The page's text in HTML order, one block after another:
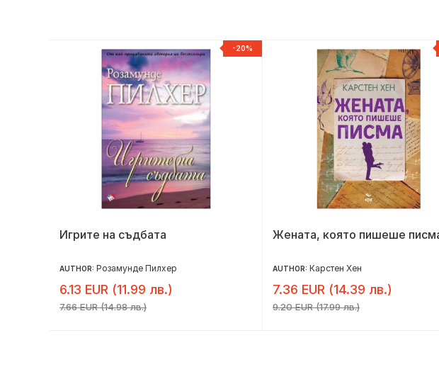
-20%
Игрите на съдбата
AUTHOR: Розамунде Пилхер
6.13 EUR (11.99 лв.)
7.66 EUR (14.98 лв.)
Жената, която пишеше
AUTHOR: Карстен Хен
7.36 EUR (14.39 лв.)
9.20 EUR (17.99 лв.)